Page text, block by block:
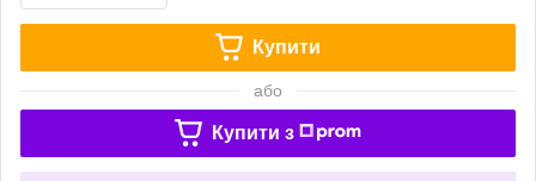
Купити
або
Купити з